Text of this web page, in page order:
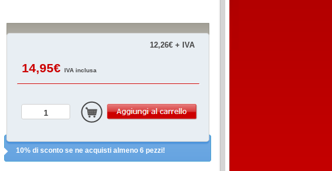
12,26€ + IVA
14,95€ IVA inclusa
10% di sconto se ne acquisti almeno 6 pezzi!